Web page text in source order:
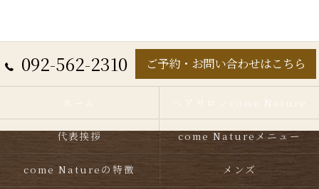
092-562-2310 ご予約・お問い合わせはこちら
ホーム ヘアサロンcome Nature
代表挨拶 come Natureメニュー
come Natureの特徴 メンズ